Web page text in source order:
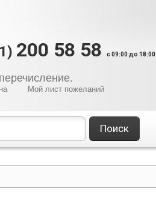
200 58 58 c 09:00 до 18:00
Мой лист пожеланий
Поиск